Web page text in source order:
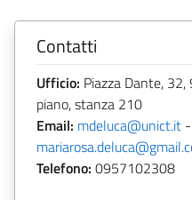
Contatti
Ufficio: Piazza Dante,
piano, stanza 210
Email: mdeluca@unict.it -
Telefono: 0957102308